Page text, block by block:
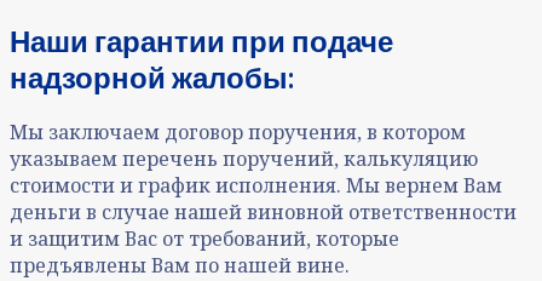
Наши гарантии при подаче
надзорной жалобы:
Мы заключаем договор поручения, в котором
указываем перечень поручений, калькуляцию
стоимости и график исполнения. Мы вернем Вам
деньги в случае нашей виновной ответственности
и защитим Вас от требований, которые
предъявлены Вам по нашей вине.